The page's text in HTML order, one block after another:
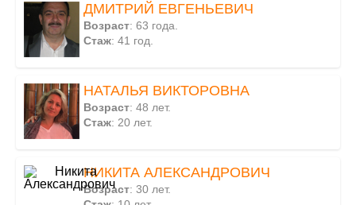
ДМИТРИЙ ЕВГЕНЬЕВИЧ
Возраст: 63 года.
Стаж: 41 год.
НАТАЛЬЯ ВИКТОРОВНА
Возраст: 48 лет.
Стаж: 20 лет.
НИКИТА АЛЕКСАНДРОВИЧ
Возраст: 30 лет.